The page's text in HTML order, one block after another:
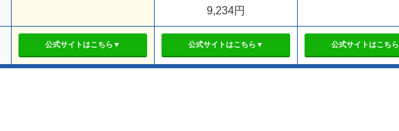
9,234円
公式サイトはこちら▼ 公式サイトはこちら▼ 公式サイトはこち